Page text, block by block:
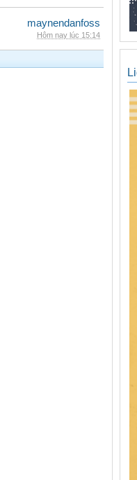
maynendanfoss
Hôm nay lúc 15:14